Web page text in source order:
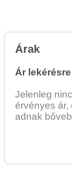
Árak
Ár lekérésre
Jelenleg
érvényes
adnak